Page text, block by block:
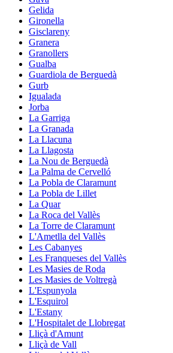
Gelida
Gironella
Gisclareny
Granera
Granollers
Gualba
Guardiola de Berguedà
Gurb
Igualada
Jorba
La Garriga
La Granada
La Llacuna
La Llagosta
La Nou de Berguedà
La Palma de Cervelló
La Pobla de Claramunt
La Pobla de Lillet
La Quar
La Roca del Vallès
La Torre de Claramunt
L'Ametlla del Vallès
Les Cabanyes
Les Franqueses del Vallès
Les Masies de Roda
Les Masies de Voltregà
L'Espunyola
L'Esquirol
L'Estany
L'Hospitalet de Llobregat
Lliçà d'Amunt
Lliçà de Vall